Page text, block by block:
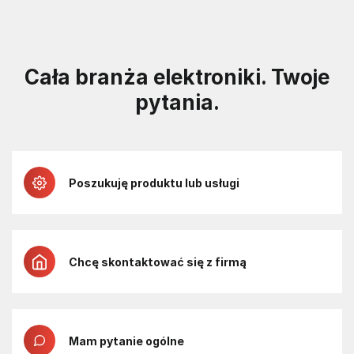
Cała branża elektroniki. Twoje
pytania.
Poszukuję produktu lub usługi
Chcę skontaktować się z firmą
Mam pytanie ogólne